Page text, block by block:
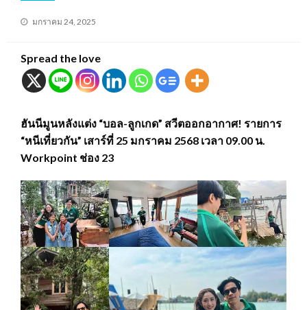
Posted
มกราคม 24, 2025
Spread the love
ฮันนีมูนหลังแต่ง “บอล-ลูกเกด” สวีตออกอากาศ! รายการ
“หนีเที่ยวกัน” เสาร์ที่ 25 มกราคม 2568 เวลา 09.00 น.
Workpoint ช่อง 23